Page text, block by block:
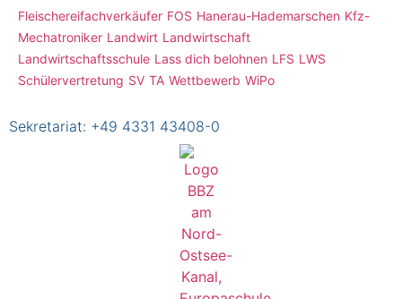
Fleischereifachverkäufer FOS Hanerau-Hademarschen Kfz-
Mechatroniker Landwirt Landwirtschaft
Landwirtschaftsschule Lass dich belohnen LFS LWS
Schülervertretung SV TA Wettbewerb WiPo
Sekretariat: +49 4331 43408-0